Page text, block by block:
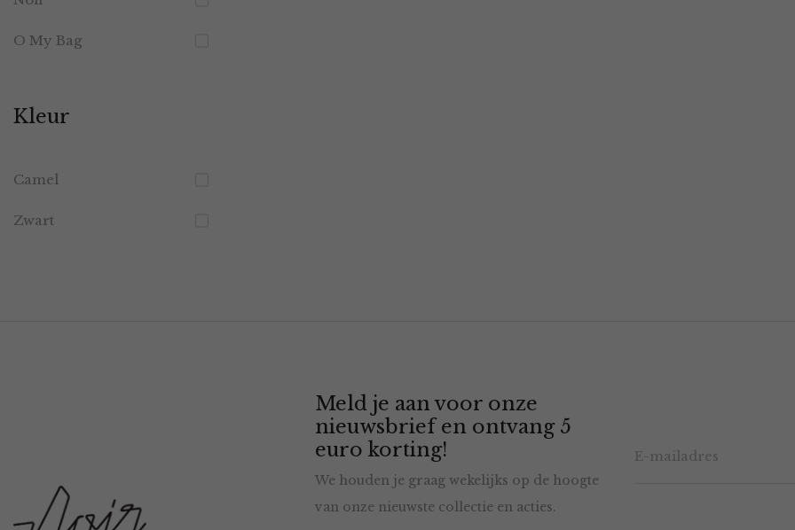
O My Bag
Kleur
Camel
Zwart
Meld je aan voor onze
nieuwsbrief en ontvang 5
euro korting!
We houden je graag wekelijks op de hoogte
van onze nieuwste collectie en acties.